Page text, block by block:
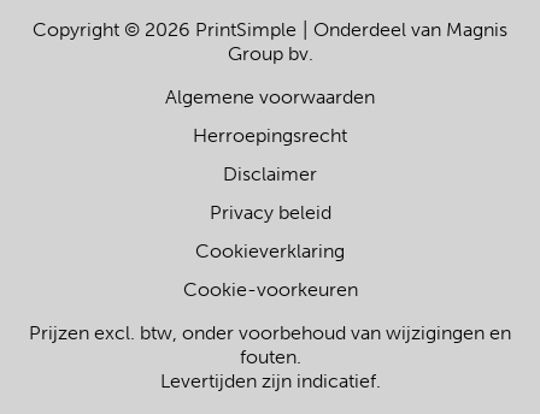
Copyright © 2026 PrintSimple
Onderdeel van Magnis
Group bv.
Algemene voorwaarden
Herroepingsrecht
Disclaimer
Privacy beleid
Cookieverklaring
Cookie-voorkeuren
Prijzen excl. btw, onder voorbehoud van wijzigingen en
fouten.
Levertijden zijn indicatief.